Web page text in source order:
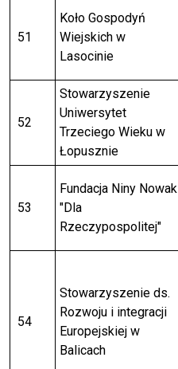
51
Koło Gospodyń
Wiejskich w
Lasocinie
52
Stowarzyszenie
Uniwersytet
Trzeciego Wieku w
Łopusznie
53
Fundacja Niny Nowak
"Dla
Rzeczypospolitej"
54
Stowarzyszenie ds.
Rozwoju i integracji
Europejskiej w
Balicach